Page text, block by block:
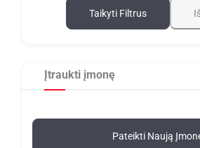
Taikyti Filtrus
Įtraukti įmonę
Pateikti Naują